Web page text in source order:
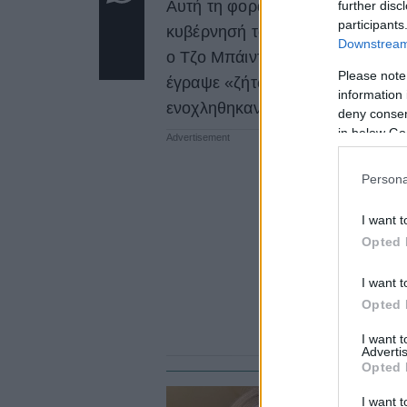
further
Please
information
deny
in below
I want
Opted
I want
Opted
I want
Opted
I want
Αυτή τη φορά, ο Ντόναλντ
κυβέρνησή του κατάργησε τα
ο Τζο Μπάιντεν. Μάλιστα, σε
έγραψε «ζήτω ο βασιλιάς»,
ενοχληθηκαν από αυτό το